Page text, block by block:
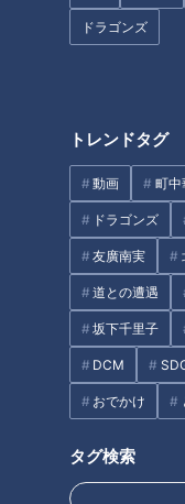
ドラゴンズ
トレンドタグ
動画 町中
ドラゴンズ
友廣南実
道との遭遇
坂下千里子
DCM
おでかけ
タグ検索
ほぼ三重・菰野町だけ
ード『ちんころ』をい
す！【チャント！】
オススメ関連コン